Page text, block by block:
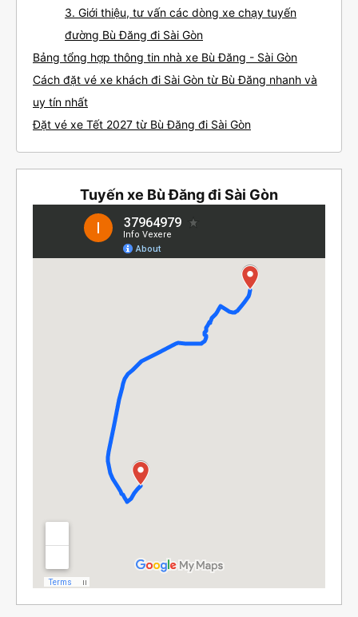
3. Giới thiệu, tư vấn các dòng xe chạy tuyến
đường Bù Đăng đi Sài Gòn
Bảng tổng hợp thông tin nhà xe Bù Đăng - Sài Gòn
Cách đặt vé xe khách đi Sài Gòn từ Bù Đăng nhanh và
uy tín nhất
Đặt vé xe Tết 2027 từ Bù Đăng đi Sài Gòn
Tuyến xe Bù Đăng đi Sài Gòn